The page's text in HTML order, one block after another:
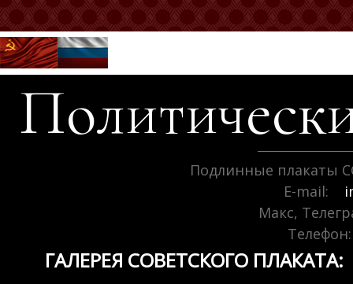
Подлинные плакаты
E-mail:
Макс,
Телефон:
ГАЛЕРЕЯ СОВЕТСКОГО ПЛАКАТА: